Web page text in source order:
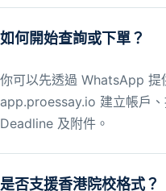
如何開始查詢或下單？
你可以先透過 WhatsApp 提
app.proessay.io 建立帳戶、
Deadline 及附件。
是否支援香港院校格式？